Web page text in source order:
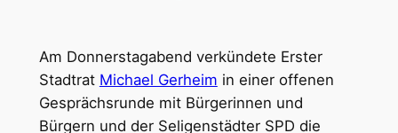
Am Donnerstagabend verkündete Erster
Stadtrat Michael Gerheim in einer offenen
Gesprächsrunde mit Bürgerinnen und
Bürgern und der Seligenstädter SPD die